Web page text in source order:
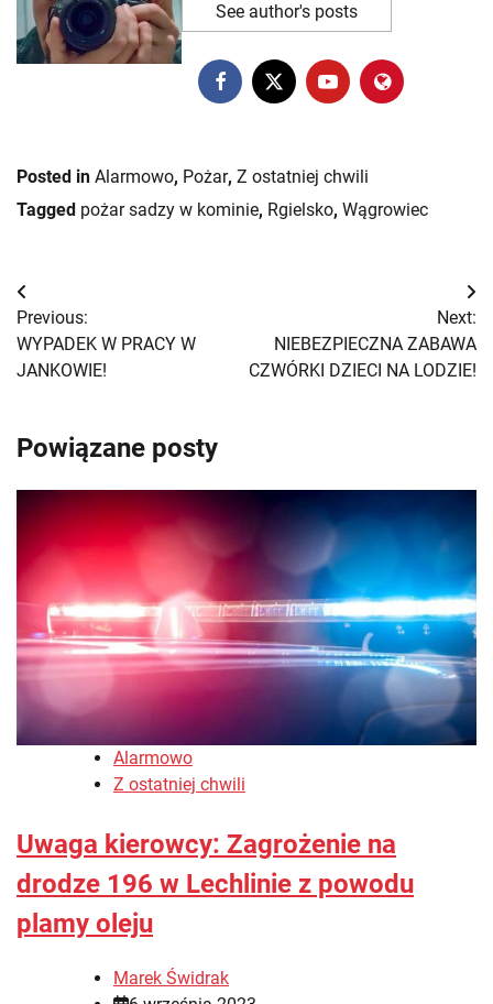
See author's posts
Posted in Alarmowo, Pożar, Z ostatniej chwili
Tagged pożar sadzy w kominie, Rgielsko, Wągrowiec
Nawigacja
wpisu
Previous:
WYPADEK W PRACY W
JANKOWIE!
Next:
NIEBEZPIECZNA ZABAWA
CZWÓRKI DZIECI NA LODZIE!
Powiązane posty
Alarmowo
Z ostatniej chwili
Uwaga kierowcy: Zagrożenie na
drodze 196 w Lechlinie z powodu
plamy oleju
Marek Świdrak